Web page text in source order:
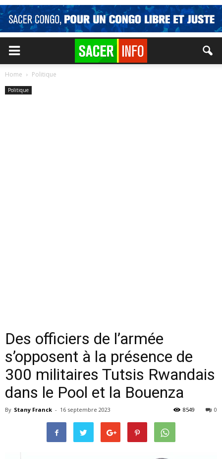
Home Politique
Politique
Des officiers de l’armée
s’opposent à la présence de
300 militaires Tutsis Rwandais
dans le Pool et la Bouenza
By Stany Franck - 16 septembre 2023 0
8549